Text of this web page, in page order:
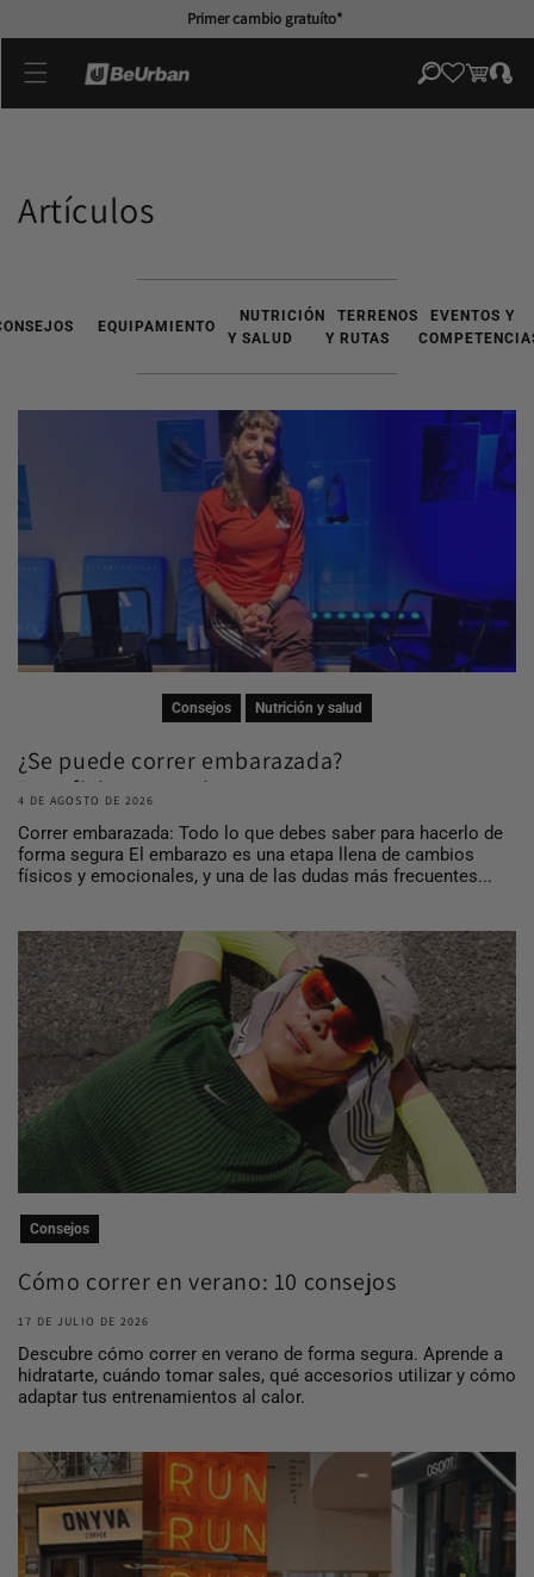
contenido
Primer cambio gratuíto*
Carrito
Iniciar
sesión
Artículos
EQUIPAMIENTO
NUTRICIÓN
Y SALUD
TERRENOS
Y RUTAS
EVENTOS Y
Consejos Nutrición y salud
¿Se puede correr embarazada?
Beneficios, consej...
4 DE AGOSTO DE 2026
Correr embarazada: Todo lo que debes saber para hacerlo de
forma segura El embarazo es una etapa llena de cambios
físicos y emocionales, y una de las dudas más frecuentes...
Consejos
Cómo correr en verano: 10 consejos
para entrena...
17 DE JULIO DE 2026
Descubre cómo correr en verano de forma segura. Aprende a
hidratarte, cuándo tomar sales, qué accesorios utilizar y cómo
adaptar tus entrenamientos al calor.